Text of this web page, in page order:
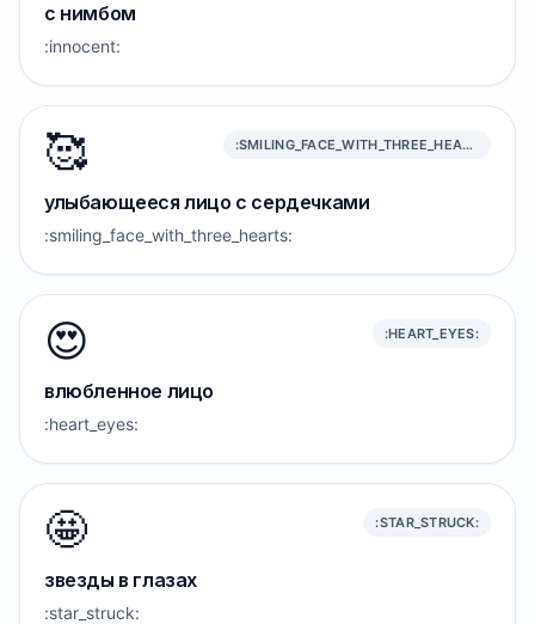
с нимбом
:innocent:
🥰 :SMILING_FACE_WITH_THREE_HEARTS:
улыбающееся лицо с сердечками
:smiling_face_with_three_hearts:
😍 :HEART_EYES:
влюбленное лицо
:heart_eyes:
🤩 :STAR_STRUCK:
звезды в глазах
:star_struck: